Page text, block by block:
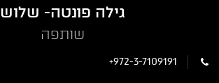
גילה פונטה- שלוש
שותפה
+972-3-7109191